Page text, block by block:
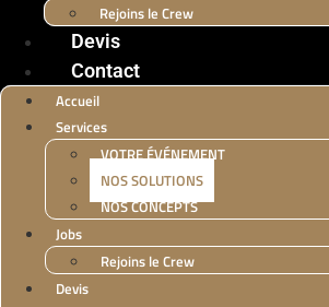
Rejoins le Crew
Devis
Contact
Accueil
Services
VOTRE ÉVÉNEMENT
NOS SOLUTIONS
NOS CONCEPTS
Jobs
Rejoins le Crew
Devis